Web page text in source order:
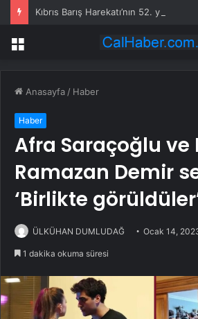
Menü
Anasayfa / Haber
Haber
Afra Saraçoğlu ve
Ramazan Demir
‘Birlikte
ÜLKÜHAN DUMLUDAĞ Ocak 14,
1 dakika okuma süresi